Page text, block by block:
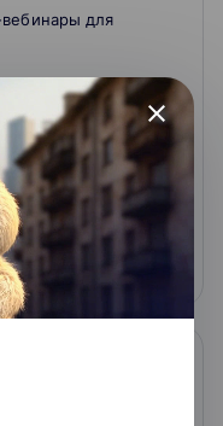
для
На сайт курса
close